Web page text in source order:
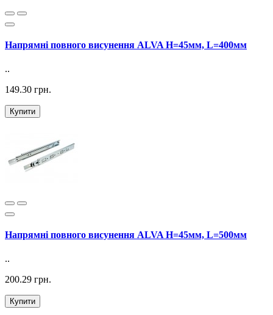
Напрямні повного висунення ALVA H=45мм, L=400мм
..
149.30 грн.
Купити
Напрямні повного висунення ALVA H=45мм, L=500мм
..
200.29 грн.
Купити